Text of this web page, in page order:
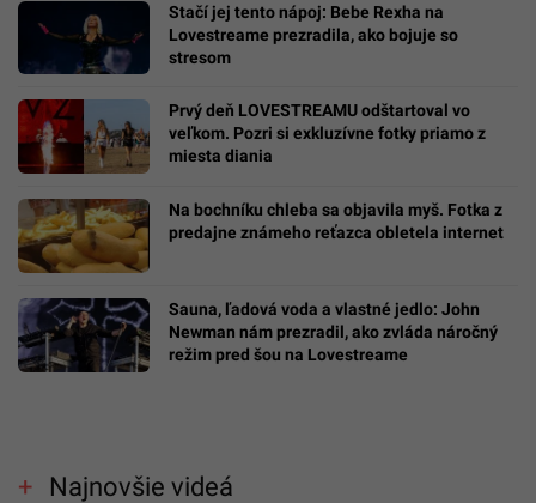
Stačí jej tento nápoj: Bebe Rexha na
Lovestreame prezradila, ako bojuje so
stresom
Prvý deň LOVESTREAMU odštartoval vo
veľkom. Pozri si exkluzívne fotky priamo z
miesta diania
Na bochníku chleba sa objavila myš. Fotka z
predajne známeho reťazca obletela internet
Sauna, ľadová voda a vlastné jedlo: John
Newman nám prezradil, ako zvláda náročný
režim pred šou na Lovestreame
Najnovšie videá